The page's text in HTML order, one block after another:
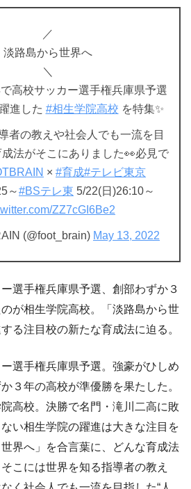
／
淡路島から世界へ
＼
高校サッカー選手権兵庫県予選
進した #相生学院高校 を特集✨
者の教えや社会人でも一流を目
法がそこにありました👀必見で
× #育成#テレビ東京
～#BSテレ東 5/22(日)26:10～
ZZ7cGI6Be2
(@foot_brain) May 13, 2022
選手権兵庫県予選、創部わずか３
が相生学院高校。「淡路島から世
る注目校の新たな育成法に迫る。
選手権兵庫県予選。強豪がひしめ
３年の高校が準優勝を果たした。
高校。決勝で名門・滝川二高に敗
い相生学院の躍進は大きな注目を
界へ」を合言葉に、どんな育成法
こには世界を知る指導者の教え